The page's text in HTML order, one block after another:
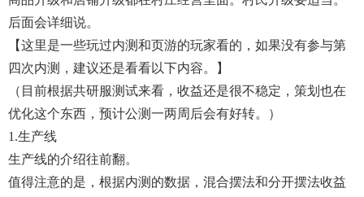
后面会详细说。
【这里是一些玩过内测和页游的玩家看的，如果没有参与第
四次内测，建议还是看看以下内容。】
（目前根据共研服测试来看，收益还是很不稳定，策划也在
优化这个东西，预计公测一两周后会有好转。）
1.生产线
生产线的介绍往前翻。
值得注意的是，根据内测的数据，混合摆法和分开摆法收益